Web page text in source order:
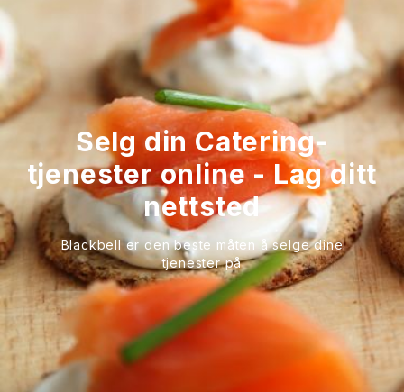
Selg din Catering-
tjenester online - Lag ditt
nettsted
Blackbell er den beste måten å selge dine
tjenester på